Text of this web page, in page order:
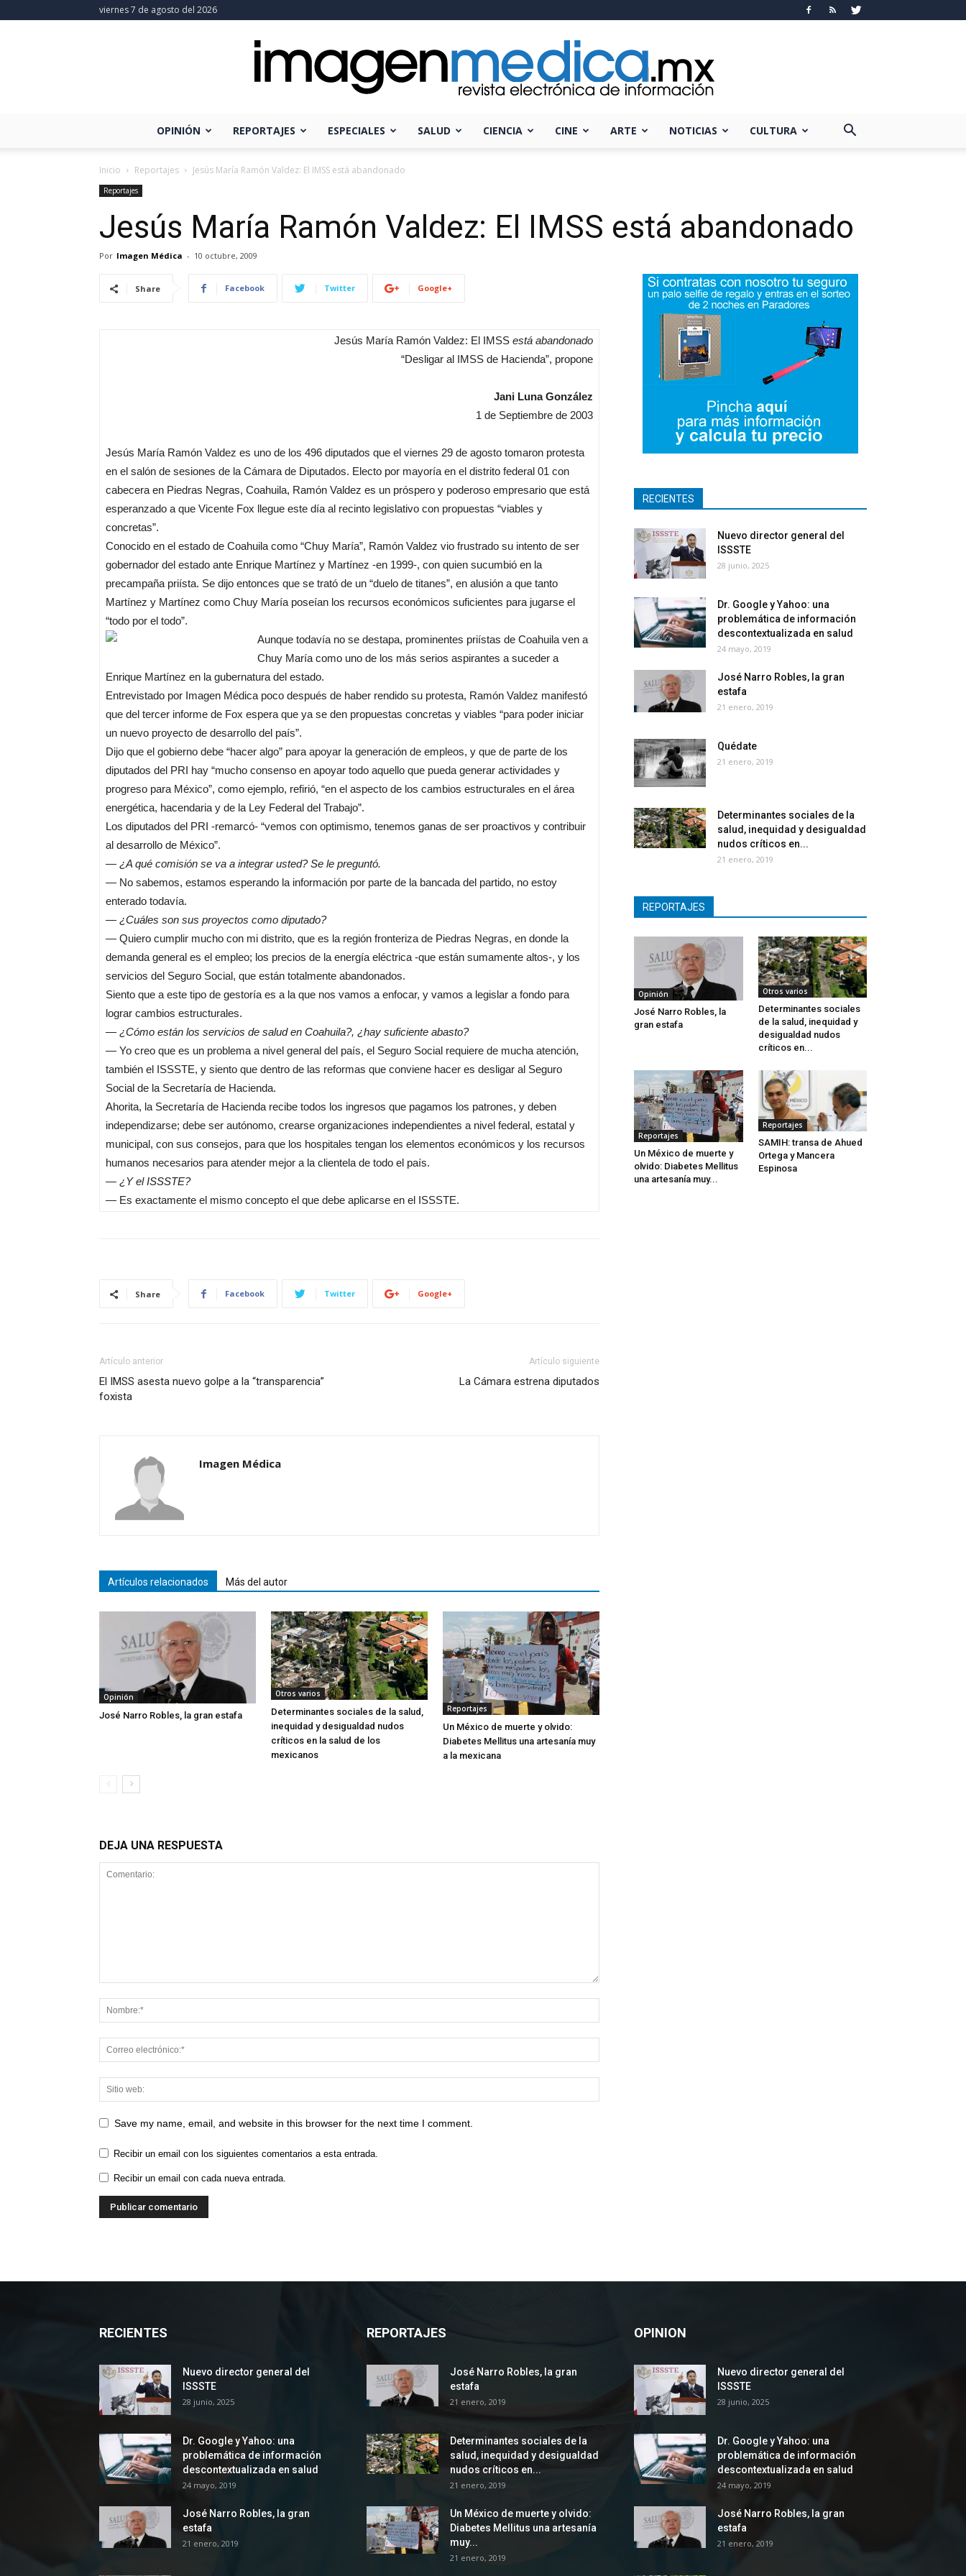
viernes 7 de agosto del 2026
OPINIÓN REPORTAJES ESPECIALES SALUD CIENCIA CINE ARTE NOTICIAS CULTURA
Inicio Reportajes Jesús María Ramón Valdez: El IMSS está abandonado
Reportajes
Jesús María Ramón Valdez: El IMSS está abandonado
Por Imagen Médica - 10 octubre, 2009
Share Facebook Twitter Google+
Jesús María Ramón Valdez: El IMSS está abandonado
“Desligar al IMSS de Hacienda”, propone
Jani Luna González
1 de Septiembre de 2003
Jesús María Ramón Valdez es uno de los 496 diputados que el viernes 29 de agosto tomaron protesta
en el salón de sesiones de la Cámara de Diputados. Electo por mayoría en el distrito federal 01 con
cabecera en Piedras Negras, Coahuila, Ramón Valdez es un próspero y poderoso empresario que está
esperanzado a que Vicente Fox llegue este día al recinto legislativo con propuestas “viables y
concretas”.
Conocido en el estado de Coahuila como “Chuy María”, Ramón Valdez vio frustrado su intento de ser
gobernador del estado ante Enrique Martínez y Martínez -en 1999-, con quien sucumbió en la
precampaña priísta. Se dijo entonces que se trató de un “duelo de titanes”, en alusión a que tanto
Martínez y Martínez como Chuy María poseían los recursos económicos suficientes para jugarse el
“todo por el todo”.
Aunque todavía no se destapa, prominentes priístas de Coahuila ven a
Chuy María como uno de los más serios aspirantes a suceder a
Enrique Martínez en la gubernatura del estado.
Entrevistado por Imagen Médica poco después de haber rendido su protesta, Ramón Valdez manifestó
que del tercer informe de Fox espera que ya se den propuestas concretas y viables “para poder iniciar
un nuevo proyecto de desarrollo del país”.
Dijo que el gobierno debe “hacer algo” para apoyar la generación de empleos, y que de parte de los
diputados del PRI hay “mucho consenso en apoyar todo aquello que pueda generar actividades y
progreso para México”, como ejemplo, refirió, “en el aspecto de los cambios estructurales en el área
energética, hacendaria y de la Ley Federal del Trabajo”.
Los diputados del PRI -remarcó- “vemos con optimismo, tenemos ganas de ser proactivos y contribuir
al desarrollo de México”.
— ¿A qué comisión se va a integrar usted? Se le preguntó.
— No sabemos, estamos esperando la información por parte de la bancada del partido, no estoy
enterado todavía.
— ¿Cuáles son sus proyectos como diputado?
— Quiero cumplir mucho con mi distrito, que es la región fronteriza de Piedras Negras, en donde la
demanda general es el empleo; los precios de la energía eléctrica -que están sumamente altos-, y los
servicios del Seguro Social, que están totalmente abandonados.
Siento que a este tipo de gestoría es a la que nos vamos a enfocar, y vamos a legislar a fondo para
lograr cambios estructurales.
— ¿Cómo están los servicios de salud en Coahuila?, ¿hay suficiente abasto?
— Yo creo que es un problema a nivel general del país, el Seguro Social requiere de mucha atención,
también el ISSSTE, y siento que dentro de las reformas que conviene hacer es desligar al Seguro
Social de la Secretaría de Hacienda.
Ahorita, la Secretaría de Hacienda recibe todos los ingresos que pagamos los patrones, y deben
independizarse; debe ser autónomo, crearse organizaciones independientes a nivel federal, estatal y
municipal, con sus consejos, para que los hospitales tengan los elementos económicos y los recursos
humanos necesarios para atender mejor a la clientela de todo el país.
— ¿Y el ISSSTE?
— Es exactamente el mismo concepto el que debe aplicarse en el ISSSTE.
Share Facebook Twitter Google+
Artículo anterior
El IMSS asesta nuevo golpe a la “transparencia”
foxista
Artículo siguiente
La Cámara estrena diputados
Imagen Médica
Artículos relacionados Más del autor
Opinión
José Narro Robles, la gran estafa
Otros varios
Determinantes sociales de la salud,
inequidad y desigualdad nudos
críticos en la salud de los
mexicanos
Reportajes
Un México de muerte y olvido:
Diabetes Mellitus una artesanía muy
a la mexicana
DEJA UNA RESPUESTA
Save my name, email, and website in this browser for the next time I comment.
Recibir un email con los siguientes comentarios a esta entrada.
Recibir un email con cada nueva entrada.
RECIENTES
Nuevo director general del
ISSSTE
28 junio, 2025
Dr. Google y Yahoo: una
problemática de información
descontextualizada en salud
24 mayo, 2019
José Narro Robles, la gran
estafa
21 enero, 2019
Quédate
21 enero, 2019
Determinantes sociales de la
salud, inequidad y desigualdad
nudos críticos en...
21 enero, 2019
REPORTAJES
Opinión
José Narro Robles, la
gran estafa
Otros varios
Determinantes sociales
de la salud, inequidad y
desigualdad nudos
críticos en...
Reportajes
Un México de muerte y
olvido: Diabetes Mellitus
una artesanía muy...
Reportajes
SAMIH: transa de Ahued
Ortega y Mancera
Espinosa
RECIENTES
Nuevo director general del
ISSSTE
28 junio, 2025
Dr. Google y Yahoo: una
problemática de información
descontextualizada en salud
24 mayo, 2019
José Narro Robles, la gran
estafa
21 enero, 2019
REPORTAJES
José Narro Robles, la gran
estafa
21 enero, 2019
Determinantes sociales de la
salud, inequidad y desigualdad
nudos críticos en...
21 enero, 2019
Un México de muerte y olvido:
Diabetes Mellitus una artesanía
muy...
21 enero, 2019
OPINION
Nuevo director general del
ISSSTE
28 junio, 2025
Dr. Google y Yahoo: una
problemática de información
descontextualizada en salud
24 mayo, 2019
José Narro Robles, la gran
estafa
21 enero, 2019